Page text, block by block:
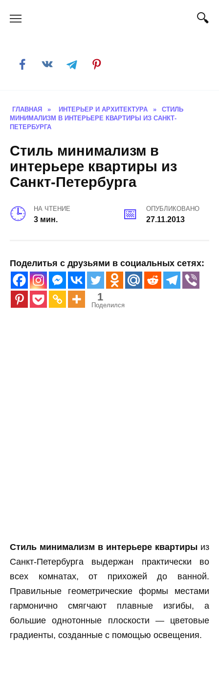
ГЛАВНАЯ » ИНТЕРЬЕР И АРХИТЕКТУРА »
CТИЛЬ
МИНИМАЛИЗМ В ИНТЕРЬЕРЕ КВАРТИРЫ ИЗ САНКТ-
ПЕТЕРБУРГА
Cтиль минимализм в
интерьере квартиры из
Санкт-Петербурга
НА ЧТЕНИЕ
3 мин.
ОПУБЛИКОВАНО
27.11.2013
Поделитья с друзьями в социальных сетях:
1
Поделился
Cтиль минимализм в интерьере квартиры из
Санкт-Петербурга выдержан практически во
всех комнатах, от прихожей до ванной.
Правильные геометрические формы местами
гармонично смягчают плавные изгибы, а
большие однотонные плоскости — цветовые
градиенты, созданные с помощью освещения.